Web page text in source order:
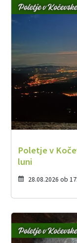
Poletje v
luni
28.08.2026 ob